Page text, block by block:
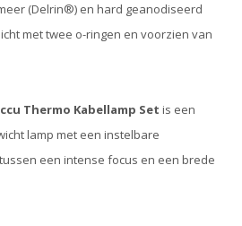
(Delrin®) en hard geanodiseerd
met twee o-ringen en voorzien van
Thermo Kabellamp Set is een
lamp met een instelbare
een intense focus en een brede